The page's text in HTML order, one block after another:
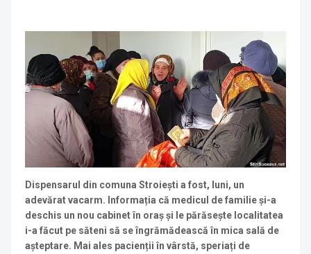
Dispensarul din comuna Stroiești a fost, luni, un
adevărat vacarm. Informația că medicul de familie și-a
deschis un nou cabinet în oraș și le părăsește localitatea
i-a făcut pe săteni să se îngrămădească în mica sală de
așteptare. Mai ales pacienții în vârstă, speriați de